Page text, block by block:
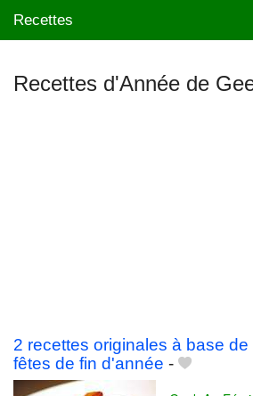
Recettes
Recettes d'Année de
2 recettes originales à base
fêtes de fin d'année -